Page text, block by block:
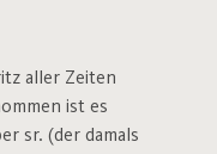
aller Zeiten
ist es
sr. (der damals